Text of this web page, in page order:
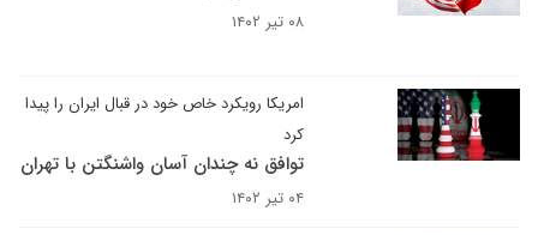
۰۸ تیر ۱۴۰۲
امریکا رویکرد خاص خود در قبال ایران را پیدا
کرد
توافق نه چندان آسان واشنگتن با تهران
۰۴ تیر ۱۴۰۲